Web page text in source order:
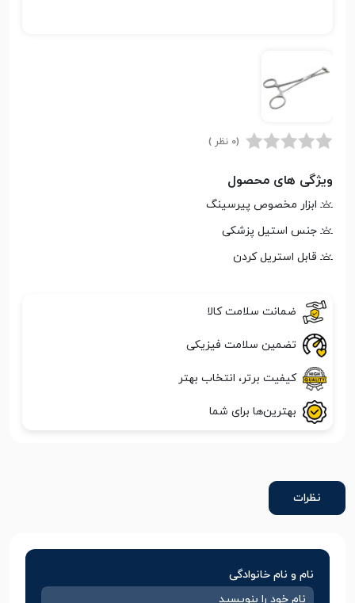
(0 نظر )
ویژگی های محصول
ابزار مخصوص پیرسینگ
جنس استیل پزشکی
قابل استریل کردن
ضمانت سلامت کالا
تضمین سلامت فیزیکی
کیفیت برتر، انتخاب بهتر
بهترین‌ها برای شما
نظرات
نام و نام خانوادگی